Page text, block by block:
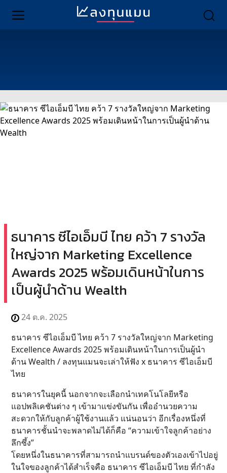
ธนาคาร ซีไอเอ็มบี ไทย คว้า 7 รางวัล
ใหญ่จาก Marketing Excellence
Awards 2025 พร้อมเดินหน้าในการ
เป็นผู้นำด้าน Wealth
24 ต.ค. 2025
ธนาคาร ซีไอเอ็มบี ไทย คว้า 7 รางวัลใหญ่จาก Marketing
Excellence Awards 2025 พร้อมเดินหน้าในการเป็นผู้นำ
ด้าน Wealth / ลงทุนแมนจะเล่าให้ฟัง x ธนาคาร ซีไอเอ็มบี
ไทย
ธนาคารในยุคนี้ นอกจากจะเลือกนำเทคโนโลยีหรือ
แอปพลิเคชันต่าง ๆ เข้ามาแข่งขันกัน เพื่ออำนวยความ
สะดวกให้กับลูกค้าผู้ใช้งานแล้ว แน่นอนว่า อีกเรื่องหนึ่งที่
ธนาคารชั้นนำจะพลาดไม่ได้ก็คือ “ความเข้าใจลูกค้าอย่าง
ลึกซึ้ง”
โดยหนึ่งในธนาคารที่สามารถนำแบรนด์ของตัวเองเข้าไปอยู่
ในใจของลูกค้าได้สำเร็จคือ ธนาคาร ซีไอเอ็มบี ไทย ที่กำลัง